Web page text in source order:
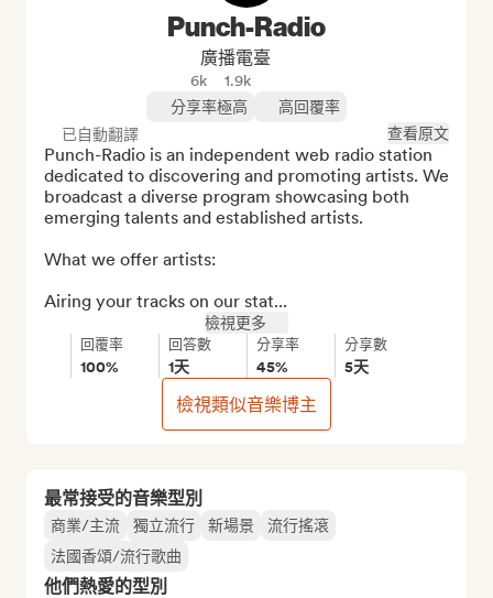
最常接受的音樂型別
商業/主流 獨立流行 新場景
流行搖滾
法國香頌/流行歌曲
他們熱愛的型別
Punch-Radio
廣播電臺
6k
1.9k
分享率極高
高回覆率
已自動翻譯
查看原文
Punch-Radio is an independent web radio station
dedicated to discovering and promoting artists. We
broadcast a diverse program showcasing both
emerging talents and established artists.
What we offer artists:
Airing your tracks on our stat...
檢視更多
回覆率
100%
回答數
1天
分享率
45%
分享數
5天
檢視類似音樂博主